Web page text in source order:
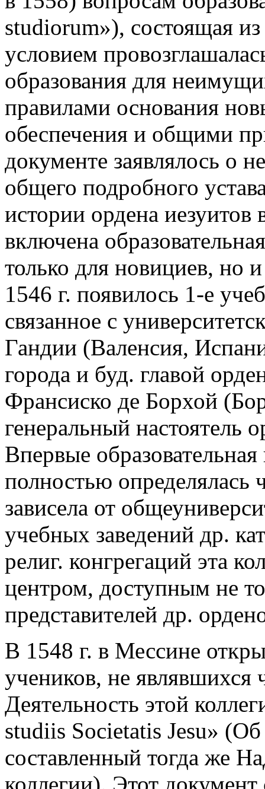
studiorum»), состоящая
условием
образования для
правилами основания
обеспечения и общими
документе заявлялось о
общего подробного
истории ордена
включена
только для новициев, но
1546 г. появилось 1-е
связанное с
Гандии (Валенсия,
города и буд. главой
Франсиско де Борхой
генеральный настоятель
Впервые
полностью определялась
зависела от
учебных заведений др.
религ. конгрегаций эта
центром, доступным не
представителей др.
В 1548 г. в Мессине
учеников, не являвшихся
Деятельность этой
studiis Societatis Jesu»
составленный тогда же